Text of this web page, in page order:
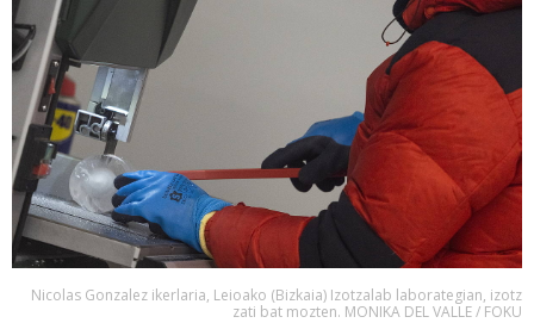
Nicolas Gonzalez ikerlaria, Leioako (Bizkaia) Izotzalab laborategian, izotz
zati bat mozten. MONIKA DEL VALLE / FOKU